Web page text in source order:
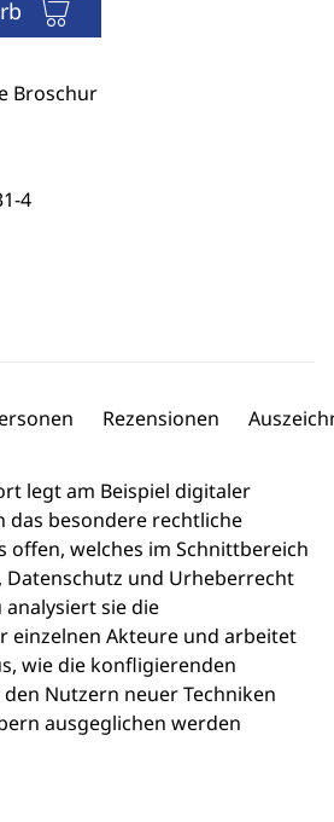
Broschur
4
Rezensionen
legt am Beispiel digitaler
besondere rechtliche
offen, welches im Schnittbereich
Datenschutz und Urheberrecht
sie die
einzelnen Akteure und arbeitet
wie die konfligierenden
Nutzern neuer Techniken
ausgeglichen werden